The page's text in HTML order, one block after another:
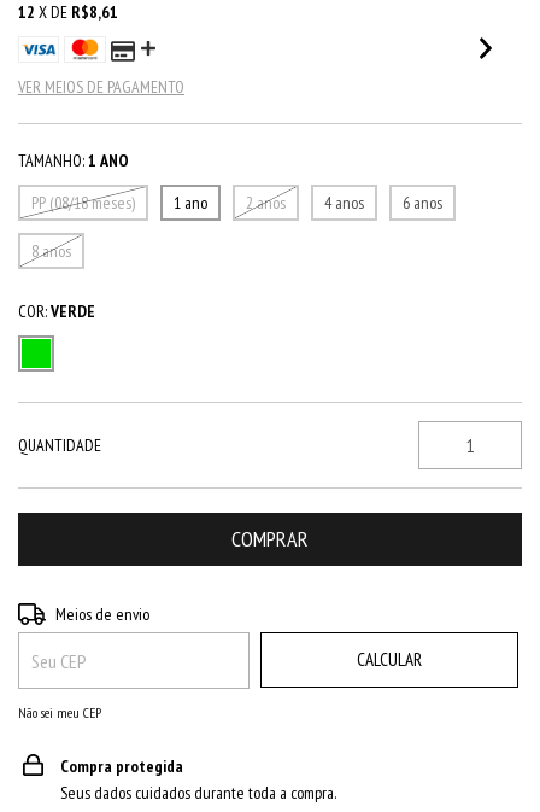
12 X DE R$8,61
VER MEIOS DE PAGAMENTO
TAMANHO:1 ANO
PP (08/18 meses)
1 ano 2 anos 4 anos 6 anos
8 anos
COR:VERDE
QUANTIDADE
Entregas para o CEP:
Meios de envio
CALCULAR
Não sei meu CEP
Compra protegida
Seus dados cuidados durante toda a compra.